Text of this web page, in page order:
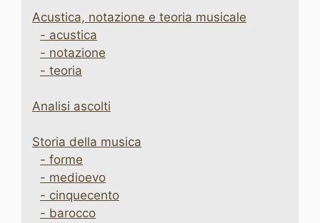
Acustica, notazione e teoria musicale
- acustica
- notazione
- teoria
Analisi ascolti
Storia della musica
- forme
- medioevo
- cinquecento
- barocco